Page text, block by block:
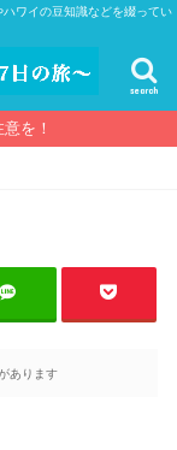
ワイの豆知識などを綴ってい
search
を！
あります